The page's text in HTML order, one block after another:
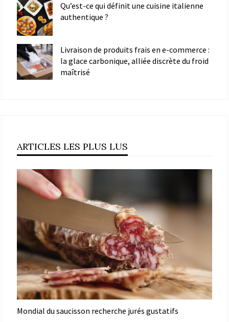
Qu’est-ce qui définit une cuisine italienne
authentique ?
Livraison de produits frais en e-commerce :
la glace carbonique, alliée discrète du froid
maîtrisé
ARTICLES LES PLUS LUS
Mondial du saucisson recherche jurés gustatifs